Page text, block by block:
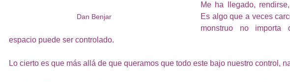
Dan Benjar
Me ha llegado,
Es algo que a veces
monstruo no importa
espacio puede ser controlado.
Lo cierto es que más allá de que queramos que todo este bajo nuestro control,